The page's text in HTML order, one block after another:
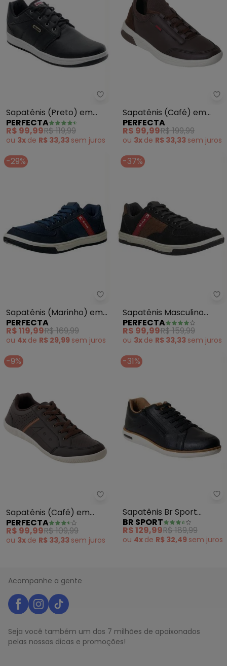
Perfecta - Sapatênis (Preto)
Sapatênis (Preto) em
Sintético
PERFECTA
R$ 99,99R$ 119,99
ou 3x de R$ 33,33 sem juros
Sapatênis (Café) em
Sintético
PERFECTA
R$ 99,99R$ 199,99
ou 3x de R$ 33,33 sem juros
-29%
Perfecta - Sapatênis
Sapatênis (Marinho) em
Sintético e Tecido
PERFECTA
R$ 119,99R$ 169,99
ou 4x de R$ 29,99 sem juros
-37%
Sapatênis Masculino
(Preto) em Camurça
Sintética
PERFECTA
R$ 99,99R$ 159,99
ou 3x de R$ 33,33 sem juros
-9%
Perfecta - Sapatênis (Café)
Sapatênis (Café) em
Sintético
PERFECTA
R$ 99,99R$ 109,99
ou 3x de R$ 33,33 sem juros
-31%
Sapatênis Br Sport
(Preto) em Sintético
BR SPORT
R$ 129,99R$ 189,99
ou 4x de R$ 32,49 sem juros
Acompanhe a gente
Seja você também um dos 7 milhões de apaixonados
pelas nossas dicas e promoções!